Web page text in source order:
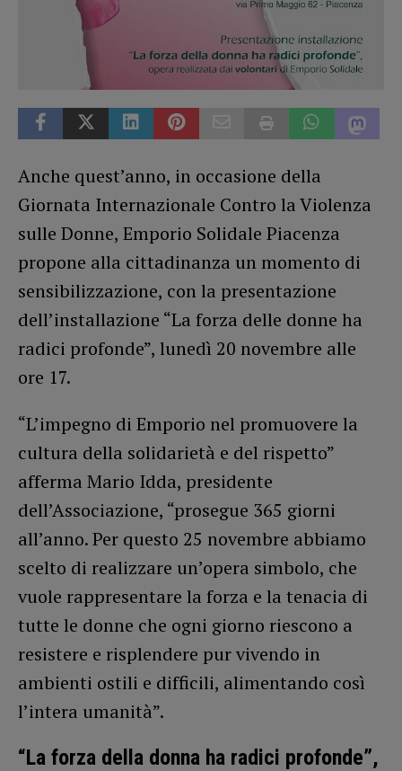
Anche quest’anno, in occasione della
Giornata Internazionale Contro la Violenza
sulle Donne, Emporio Solidale Piacenza
propone alla cittadinanza un momento di
sensibilizzazione, con la presentazione
dell’installazione “La forza delle donne ha
radici profonde”, lunedì 20 novembre alle
ore 17.
“L’impegno di Emporio nel promuovere la
cultura della solidarietà e del rispetto”
afferma Mario Idda, presidente
dell’Associazione, “prosegue 365 giorni
all’anno. Per questo 25 novembre abbiamo
scelto di realizzare un’opera simbolo, che
vuole rappresentare la forza e la tenacia di
tutte le donne che ogni giorno riescono a
resistere e risplendere pur vivendo in
ambienti ostili e difficili, alimentando così
l’intera umanità”.
“La forza della donna ha radici profonde”,